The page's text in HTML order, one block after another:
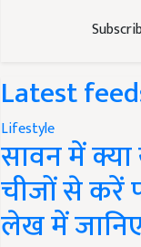
Latest
Lifestyle
सावन में
चीजों से करें
लेख में